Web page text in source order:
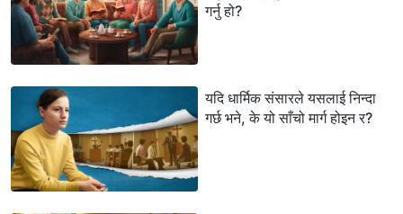
गर्नु हो?
यदि धार्मिक संसारले यसलाई निन्दा
गर्छ भने, के यो साँचो मार्ग होइन र?